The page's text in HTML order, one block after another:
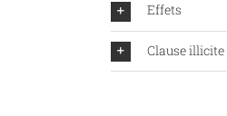
Effets
Clause illicite